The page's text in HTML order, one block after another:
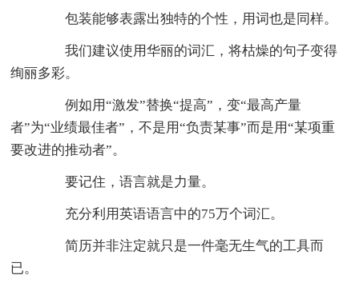
包装能够表露出独特的个性，用词也是同样。
我们建议使用华丽的词汇，将枯燥的句子变得
绚丽多彩。
例如用“激发”替换“提高”，变“最高产量
者”为“业绩最佳者”，不是用“负责某事”而是用“某项重
要改进的推动者”。
要记住，语言就是力量。
充分利用英语语言中的75万个词汇。
简历并非注定就只是一件毫无生气的工具而
已。